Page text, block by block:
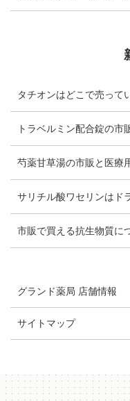
タチオンはどこで売って
トラベルミン配合錠の市
芍薬甘草湯の市販と医療
サリチル酸ワセリンはド
市販で買える抗生物質に
グランド薬局 店舗情報
サイトマップ